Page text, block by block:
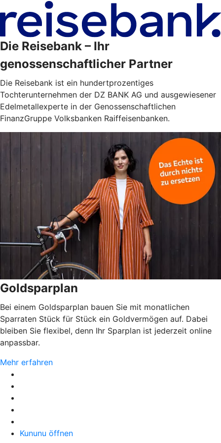
Die Reisebank – Ihr
genossenschaftlicher Partner
Die Reisebank ist ein hundertprozentiges
Tochterunternehmen der DZ BANK AG und ausgewiesener
Edelmetallexperte in der Genossenschaftlichen
FinanzGruppe Volksbanken Raiffeisenbanken.
Goldsparplan
Bei einem Goldsparplan bauen Sie mit monatlichen
Sparraten Stück für Stück ein Goldvermögen auf. Dabei
bleiben Sie flexibel, denn Ihr Sparplan ist jederzeit online
anpassbar.
Mehr erfahren
Kununu öffnen